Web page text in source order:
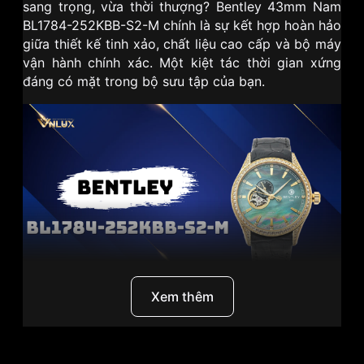
sang trọng, vừa thời thượng? Bentley 43mm Nam
BL1784-252KBB-S2-M chính là sự kết hợp hoàn hảo
giữa thiết kế tinh xảo, chất liệu cao cấp và bộ máy
vận hành chính xác. Một kiệt tác thời gian xứng
đáng có mặt trong bộ sưu tập của bạn.
Xem thêm